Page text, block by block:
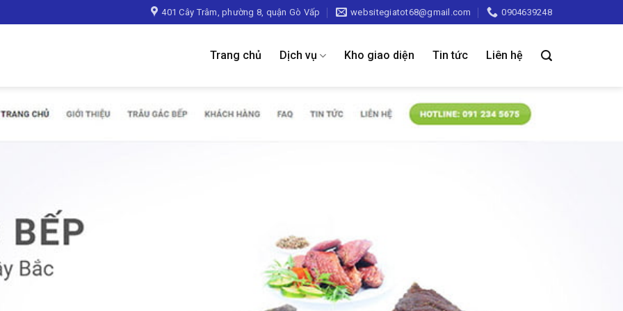
401 Cây Trâm, phường 8, quận Gò Vấp websitegiatot68@gmail.com 0904639248
Trang chủ Dịch vụ Kho giao diện Tin tức Liên hệ